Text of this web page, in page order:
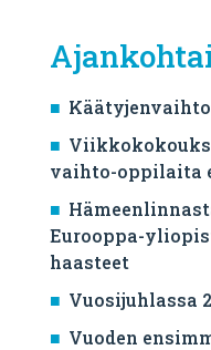
Käätyjenvaihto
vaihto-oppilaita
Eurooppa-
haasteet
Vuosijuhlassa
Vuoden